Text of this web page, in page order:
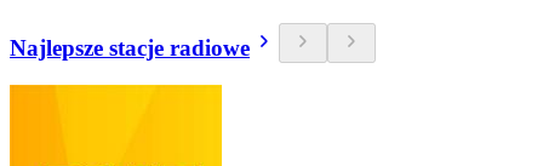
Najlepsze stacje radiowe